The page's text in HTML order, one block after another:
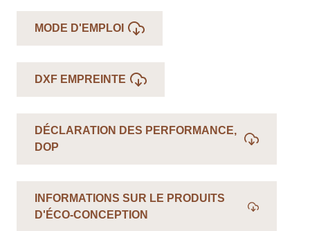
MODE D'EMPLOI
DXF EMPREINTE
DÉCLARATION DES PERFORMANCE,
DOP
INFORMATIONS SUR LE PRODUITS
D'ÉCO-CONCEPTION